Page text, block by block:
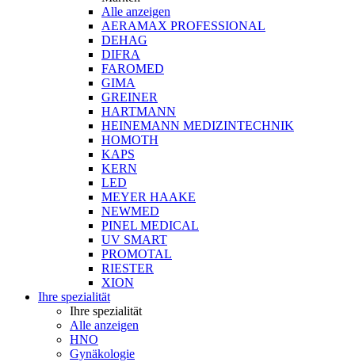
Alle anzeigen
AERAMAX PROFESSIONAL
DEHAG
DIFRA
FAROMED
GIMA
GREINER
HARTMANN
HEINEMANN MEDIZINTECHNIK
HOMOTH
KAPS
KERN
LED
MEYER HAAKE
NEWMED
PINEL MEDICAL
UV SMART
PROMOTAL
RIESTER
XION
Ihre spezialität
Ihre spezialität
Alle anzeigen
HNO
Gynäkologie